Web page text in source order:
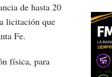
de hasta 20
licitación que
Fe.
física, para